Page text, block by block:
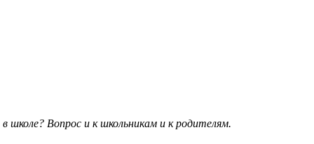
Вопрос и к школьникам и к родителям.